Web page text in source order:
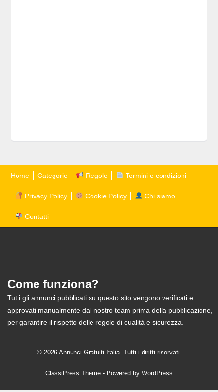
Home Categorie Regole Termini e condizioni
Privacy Policy Cookie Policy Chi siamo
Contatti
Come funziona?
Tutti gli annunci pubblicati su questo sito vengono verificati e
approvati manualmente dal nostro team prima della pubblicazione,
per garantire il rispetto delle regole di qualità e sicurezza.
© 2026 Annunci Gratuiti Italia. Tutti i diritti riservati.
ClassiPress Theme - Powered by WordPress